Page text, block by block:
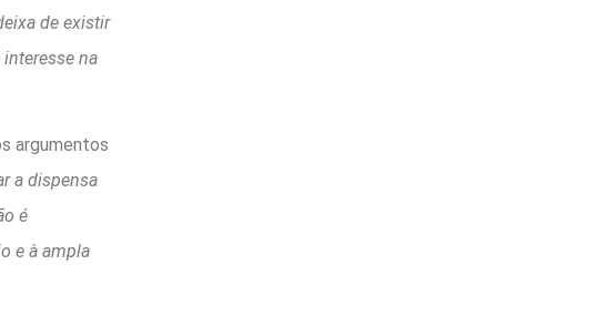
de existir
na
argumentos
a dispensa
é
e à ampla